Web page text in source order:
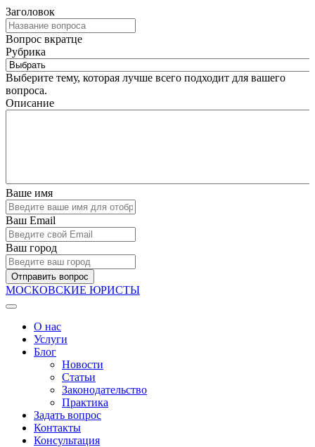
Заголовок
Вопрос вкратце
Рубрика
Выберите тему, которая лучше всего подходит для вашего
вопроса.
Описание
Ваше имя
Ваш Email
Ваш город
Отправить вопрос
МОСКОВСКИЕ ЮРИСТЫ
О нас
Услуги
Блог
Новости
Статьи
Законодательство
Практика
Задать вопрос
Контакты
Консультация